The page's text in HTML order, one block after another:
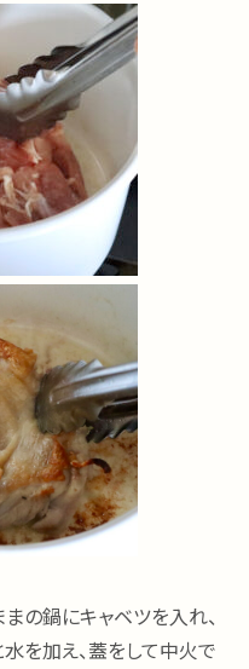
の鍋にキャベツを入れ、
を加え、蓋をして中火で